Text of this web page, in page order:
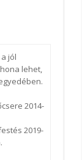
jól
lehet,
2014-
2019-